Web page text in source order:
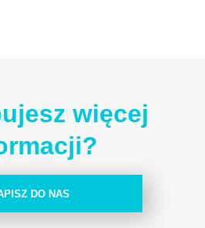
więcej
DO NAS